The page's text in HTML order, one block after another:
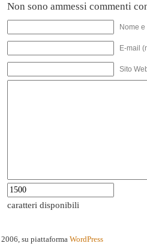
Non sono ammessi commenti
Nome
E-mail
Sito
caratteri disponibili
2006, su piattaforma WordPress